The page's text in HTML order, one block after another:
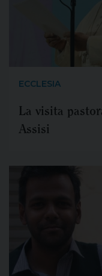
ECCLESIA
La visita
Assisi